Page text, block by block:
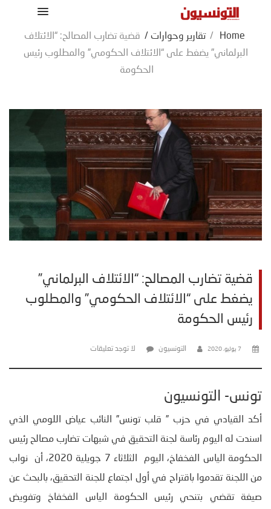
Home
/ تقارير وحوارات / قضية تضارب المصالح: “الائتلاف
البرلماني” يضغط على “الائتلاف الحكومي” والمطلوب رئيس
الحكومة
قضية تضارب المصالح: “الائتلاف البرلماني”
يضغط على “الائتلاف الحكومي” والمطلوب
رئيس الحكومة
7 يوليو، 2020 التونسيون لا توجد تعليقات
تونس- التونسيون
أكد القيادي في حزب ” قلب تونس” النائب عياض اللومي الذي
اسندت له اليوم رئاسة لجنة التحقيق في شبهات تضارب مصالح رئيس
الحكومة الياس الفخفاخ، اليوم الثلاثاء 7 جويلية 2020، أن نواب
من اللجنة تقدموا باقتراح في أول اجتماع للجنة التحقيق، بالبحث عن
صيغة تقضي بتنحي رئيس الحكومة الياس الفخفاخ وتفويض